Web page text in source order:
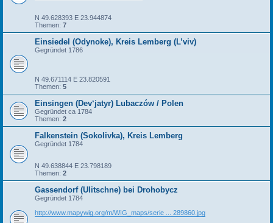
N 49.628393 E 23.944874
Themen: 7
Einsiedel (Odynoke), Kreis Lemberg (L’viv)
Gegründet 1786
N 49.671114 E 23.820591
Themen: 5
Einsingen (Dev‘jatyr) Lubaczów / Polen
Gegründet ca 1784
Themen: 2
Falkenstein (Sokolivka), Kreis Lemberg
Gegründet 1784
N 49.638844 E 23.798189
Themen: 2
Gassendorf (Ulitschne) bei Drohobycz
Gegründet 1784
http://www.mapywig.org/m/WIG_maps/serie ... 289860.jpg